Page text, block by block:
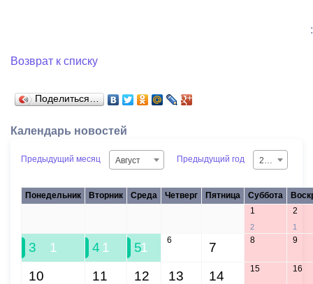
:
Возврат к списку
Поделиться…
Календарь новостей
Предыдущий месяц Август Предыдущий год
Понедельник Вторник Среда Четверг Пятница Суббота
1
2
2
1
3 1 4 1 51 6 7 8 9
10 11 12 13 14 15 16